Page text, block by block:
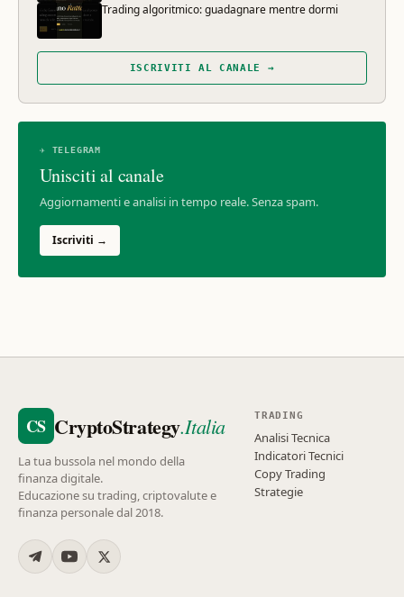
Trading algoritmico: guadagnare mentre dormi
ISCRIVITI AL CANALE →
✈ TELEGRAM
Unisciti al canale
Aggiornamenti e analisi in tempo reale. Senza spam.
Iscriviti →
CS CryptoStrategy.Italia
La tua bussola nel mondo della
finanza digitale.
Educazione su trading, criptovalute e
finanza personale dal 2018.
TRADING
Analisi Tecnica
Indicatori Tecnici
Copy Trading
Strategie